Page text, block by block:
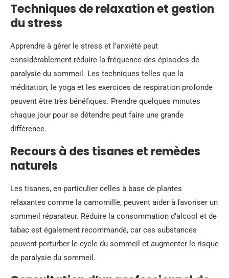
Techniques de relaxation et gestion
du stress
Apprendre à gérer le stress et l’anxiété peut
considérablement réduire la fréquence des épisodes de
paralysie du sommeil. Les techniques telles que la
méditation, le yoga et les exercices de respiration profonde
peuvent être très bénéfiques. Prendre quelques minutes
chaque jour pour se détendre peut faire une grande
différence.
Recours à des tisanes et remèdes
naturels
Les tisanes, en particulier celles à base de plantes
relaxantes comme la camomille, peuvent aider à favoriser un
sommeil réparateur. Réduire la consommation d’alcool et de
tabac est également recommandé, car ces substances
peuvent perturber le cycle du sommeil et augmenter le risque
de paralysie du sommeil.